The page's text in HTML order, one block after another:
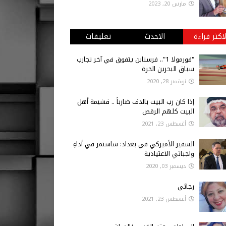
مارس 20, 2023
قراءة الاحدث تعليقات
"فورمولا 1".. فرستابن يتفوق في آخر تجارب
سباق البحرين الحرة
نوفمبر 28, 2020
إذا كان رب البيت بالدف ضارباً .. فشيمة أهل
البيت كلهم الرقص
أغسطس 23, 2021
السفير الأميركي في بغداد: ساستمر في أداءِ
واجباتي الاعتيادية
ديسمبر 03, 2020
رجائي
أغسطس 23, 2021